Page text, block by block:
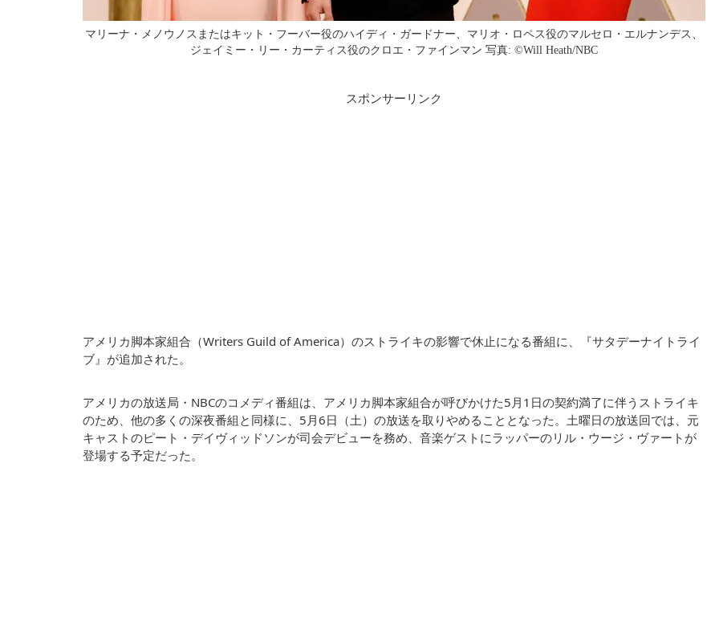
マリーナ・メノウノスまたはキット・フーバー役のハイディ・ガードナー、マリオ・ロペス役のマルセロ・エルナンデス、
ジェイミー・リー・カーティス役のクロエ・ファインマン 写真: ©Will Heath/NBC
スポンサーリンク
アメリカ脚本家組合（Writers Guild of America）のストライキの影響で休止になる番組に、『サタデーナイトライ
ブ』が追加された。
アメリカの放送局・NBCのコメディ番組は、アメリカ脚本家組合が呼びかけた5月1日の契約満了に伴うストライキ
のため、他の多くの深夜番組と同様に、5月6日（土）の放送を取りやめることとなった。土曜日の放送回では、元
キャストのピート・デイヴィッドソンが司会デビューを務め、音楽ゲストにラッパーのリル・ウージ・ヴァートが
登場する予定だった。